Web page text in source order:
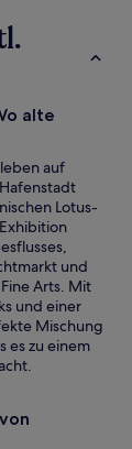
alte
auf
Lotus-
und
Arts. Mit
und einer
Mischung
es zu einem